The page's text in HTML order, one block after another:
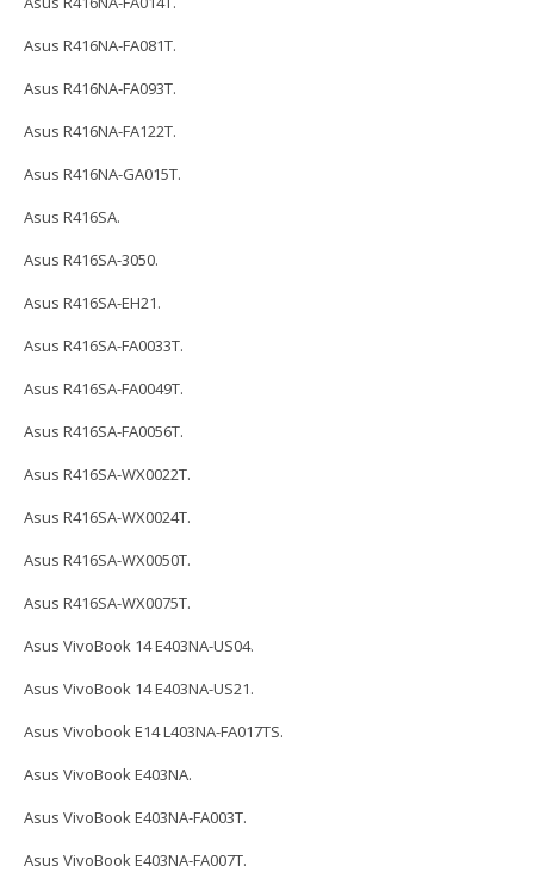
Asus R416NA-FA081T.
Asus R416NA-FA093T.
Asus R416NA-FA122T.
Asus R416NA-GA015T.
Asus R416SA.
Asus R416SA-3050.
Asus R416SA-EH21.
Asus R416SA-FA0033T.
Asus R416SA-FA0049T.
Asus R416SA-FA0056T.
Asus R416SA-WX0022T.
Asus R416SA-WX0024T.
Asus R416SA-WX0050T.
Asus R416SA-WX0075T.
Asus VivoBook 14 E403NA-US04.
Asus VivoBook 14 E403NA-US21.
Asus Vivobook E14 L403NA-FA017TS.
Asus VivoBook E403NA.
Asus VivoBook E403NA-FA003T.
Asus VivoBook E403NA-FA007T.